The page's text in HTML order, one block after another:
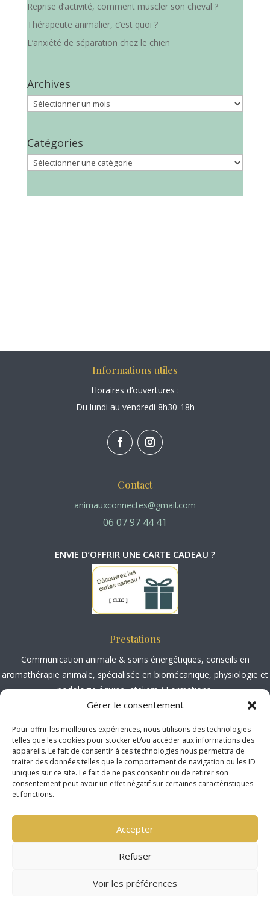
Gérer le consentement
Pour offrir les meilleures expériences, nous utilisons des technologies
telles que les cookies pour stocker et/ou accéder aux informations des
appareils. Le fait de consentir à ces technologies nous permettra de
traiter des données telles que le comportement de navigation ou les ID
uniques sur ce site. Le fait de ne pas consentir ou de retirer son
consentement peut avoir un effet négatif sur certaines caractéristiques
et fonctions.
Accepter
Refuser
Voir les préférences
Reprise d’activité, comment muscler son cheval ?
Thérapeute animalier, c’est quoi ?
L’anxiété de séparation chez le chien
Archives
Archives
Catégories
Catégories
Informations utiles
Horaires d’ouvertures :
Du lundi au vendredi 8h30-18h
Contact
animauxconnectes@gmail.com
06 07 97 44 41
ENVIE D’OFFRIR UNE CARTE CADEAU ?
Prestations
Communication animale & soins énergétiques, conseils en
aromathérapie animale, spécialisée en biomécanique, physiologie et
podologie équine,ateliers / Formations.
http://www.mediateur-consommation-smp.fr
2 Rue Marc Sangnier, 33130 Bègles
Localisation
Concernant la Marne, la Haute-Marne et l’Yonne, je dois organiser
des tournées ( 3 animaux minimum )
Séances et formations possibles en Isère, date à convenir ensemble.
Politique de protection des données